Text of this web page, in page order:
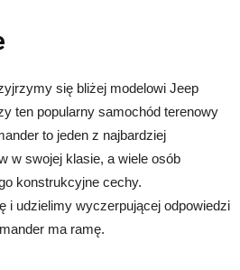
się bliżej modelowi Jeep
ten popularny samochód terenowy
to jeden z najbardziej
w swojej klasie, a wiele osób
konstrukcyjne cechy.
i udzielimy wyczerpującej odpowiedzi
ma ramę.